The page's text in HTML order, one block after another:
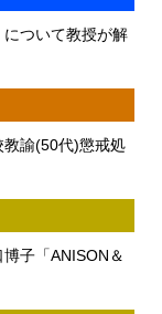
ついて教授が解
諭(50代)懲戒処
子「ANISON＆